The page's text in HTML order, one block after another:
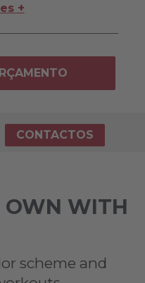
+
CONTACTOS
OWN WITH
scheme and